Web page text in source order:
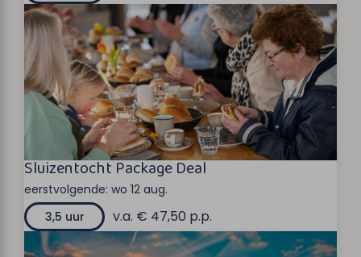
Sluizentocht Package Deal
eerstvolgende: wo 12 aug.
3,5 uur
v.a. € 47,50 p.p.